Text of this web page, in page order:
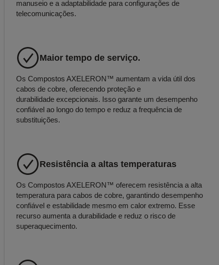
manuseio e a adaptabilidade para configurações de
telecomunicações.
Maior tempo de serviço.
Os Compostos AXELERON™ aumentam a vida útil dos
cabos de cobre, oferecendo proteção e
durabilidade excepcionais. Isso garante um desempenho
confiável ao longo do tempo e reduz a frequência de
substituições.
Resistência a altas temperaturas
Os Compostos AXELERON™ oferecem resistência a alta
temperatura para cabos de cobre, garantindo desempenho
confiável e estabilidade mesmo em calor extremo. Esse
recurso aumenta a durabilidade e reduz o risco de
superaquecimento.